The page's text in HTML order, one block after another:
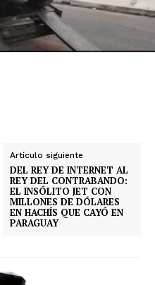
Artículo siguiente
DEL REY DE INTERNET AL
REY DEL CONTRABANDO:
EL INSÓLITO JET CON
MILLONES DE DÓLARES
EN HACHÍS QUE CAYÓ EN
PARAGUAY